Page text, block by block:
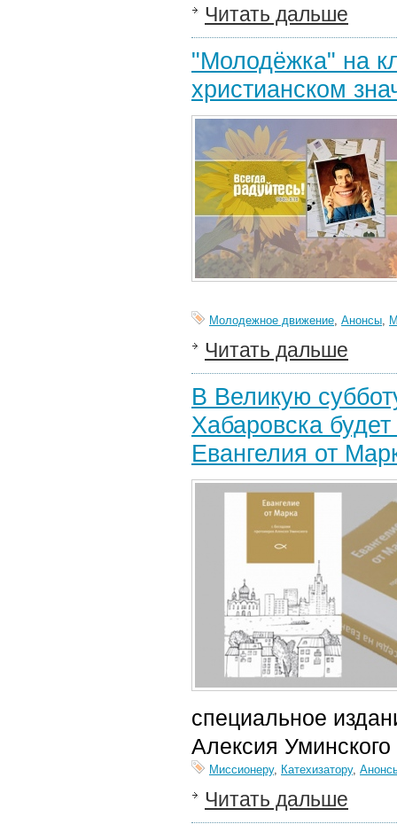
Читать дальше
"Молодёжка" на
христианском
Молодежное движение, Анонсы,
Читать дальше
В Великую
Хабаровска
Евангелия от
специальное
Алексия Уминского
Миссионеру, Катехизатору,
Читать дальше